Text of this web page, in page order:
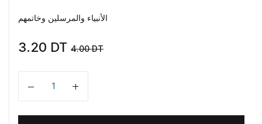
الأنبياء والمرسلين وخاتمهم
3.20 DT 4.00DT
Quantité